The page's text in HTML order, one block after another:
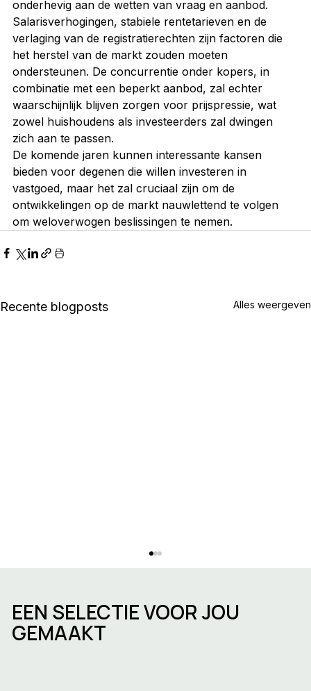
onderhevig aan de wetten van vraag en aanbod.
Salarisverhogingen, stabiele rentetarieven en de
verlaging van de registratierechten zijn factoren die
het herstel van de markt zouden moeten
ondersteunen. De concurrentie onder kopers, in
combinatie met een beperkt aanbod, zal echter
waarschijnlijk blijven zorgen voor prijspressie, wat
zowel huishoudens als investeerders zal dwingen
zich aan te passen.
De komende jaren kunnen interessante kansen
bieden voor degenen die willen investeren in
vastgoed, maar het zal cruciaal zijn om de
ontwikkelingen op de markt nauwlettend te volgen
om weloverwogen beslissingen te nemen.
Recente blogposts Alles weergeven
EEN SELECTIE VOOR JOU
GEMAAKT